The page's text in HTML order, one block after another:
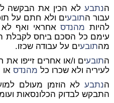
הנתבעלא הכין את הבקשה
עבור התובעים ולא חתם על
להיות מהנדסאחראי ואף
עימם כל הסכם ביחס לקבלת
מהתובעים על עבודה שכזו.
התובעים ו/או אחרים זייפו
לעיריה ולא שכרו כל מהנדסאו
הנתבעלא הוזמן מעולם
התבקש לבדוק הכלונסאות